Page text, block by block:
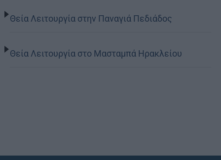
Θεία Λειτουργία στην Παναγιά Πεδιάδος
Θεία Λειτουργία στο Μασταμπά Ηρακλείου